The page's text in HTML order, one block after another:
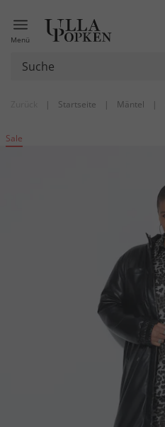
Menü
| Startseite | Mäntel |
Sale